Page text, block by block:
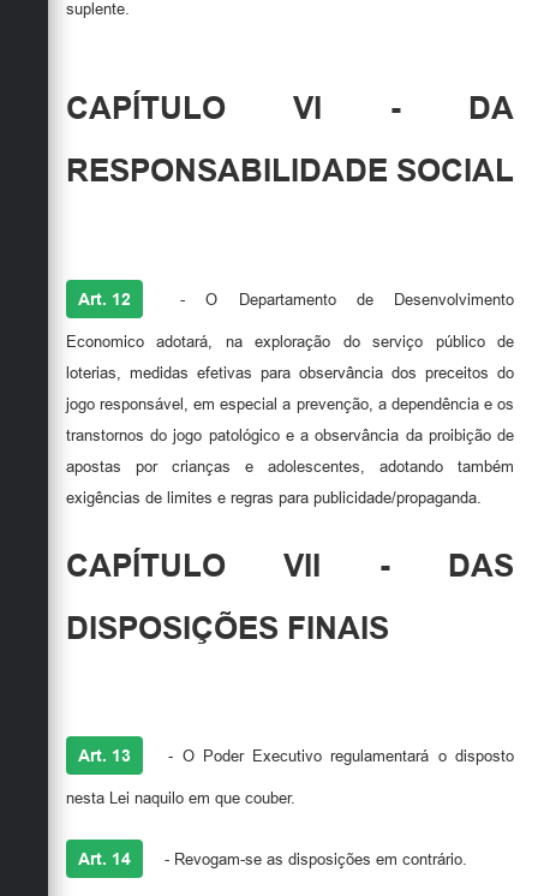
suplente.
CAPÍTULO VI - DA
RESPONSABILIDADE SOCIAL
Art. 12 - O Departamento de Desenvolvimento
Economico adotará, na exploração do serviço público de
loterias, medidas efetivas para observância dos preceitos do
jogo responsável, em especial a prevenção, a dependência e os
transtornos do jogo patológico e a observância da proibição de
apostas por crianças e adolescentes, adotando também
exigências de limites e regras para publicidade/propaganda.
CAPÍTULO VII - DAS
DISPOSIÇÕES FINAIS
Art. 13 - O Poder Executivo regulamentará o disposto
nesta Lei naquilo em que couber.
Art. 14 - Revogam-se as disposições em contrário.